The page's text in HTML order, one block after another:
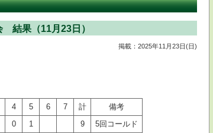
結果（11月23日）
掲載：2025年11月23日(日)
4 5 6 7 計
備考
0 1 9
5回コールド